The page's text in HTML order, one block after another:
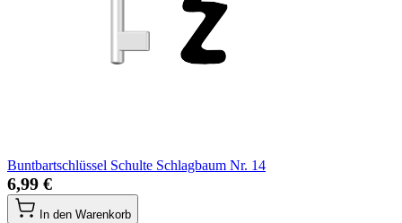
Buntbartschlüssel Schulte Schlagbaum Nr. 14
6,99 €
In den Warenkorb